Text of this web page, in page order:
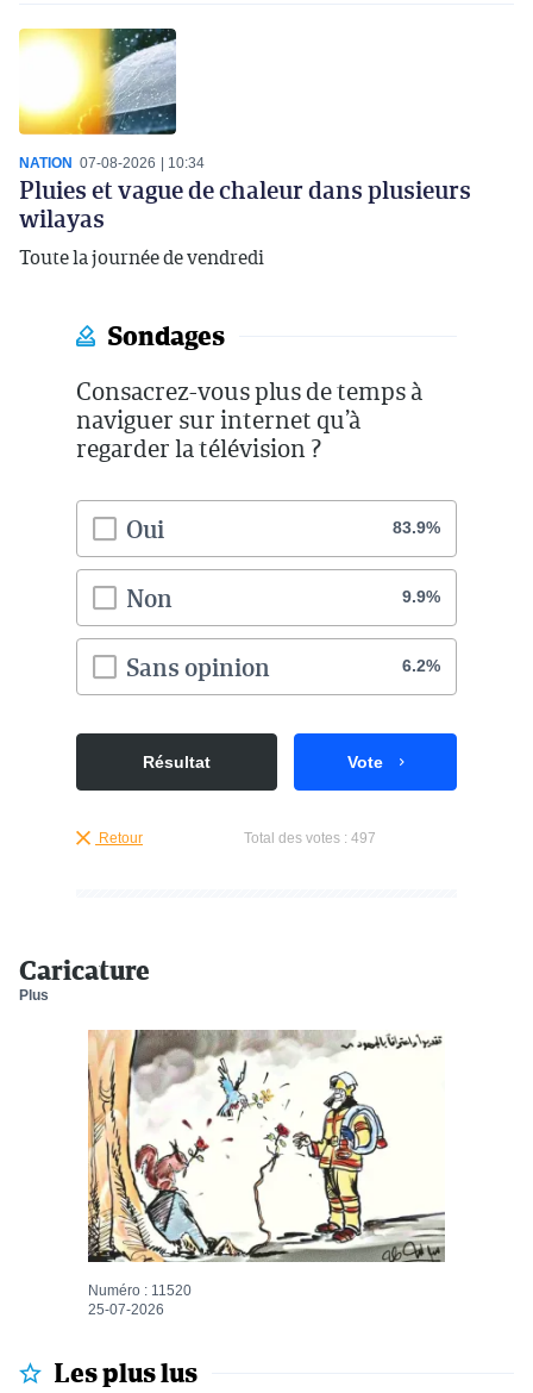
NATION 07-08-2026 10:34
Pluies et vague de chaleur dans plusieurs
wilayas
Toute la journée de vendredi
Sondages
Consacrez-vous plus de temps à
naviguer sur internet qu’à
regarder la télévision ?
Oui 83.9%
Non 9.9%
Sans opinion 6.2%
Résultat Vote
Retour Total des votes : 497
Caricature
Plus
Numéro : 11520
25-07-2026
Les plus lus